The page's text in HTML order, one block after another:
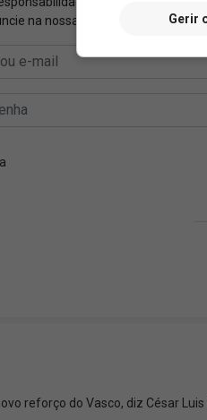
reforço do Vasco, diz César
Gerir